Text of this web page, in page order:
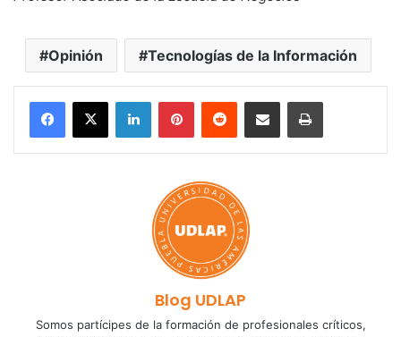
Opinión Tecnologías de la Información
LinkedInPinterestReddit Share via Email Print
Blog UDLAP
Somos partícipes de la formación de profesionales críticos,